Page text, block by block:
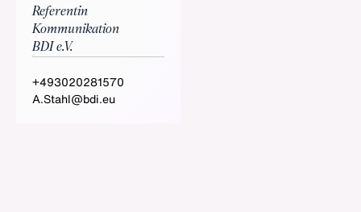
Referentin
Kommunikation
BDI e.V.
+493020281570
A.Stahl@bdi.eu